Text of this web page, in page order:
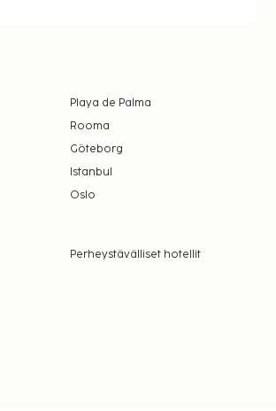
Playa de Palma
Rooma
Göteborg
Istanbul
Oslo
Perheystävälliset hotellit